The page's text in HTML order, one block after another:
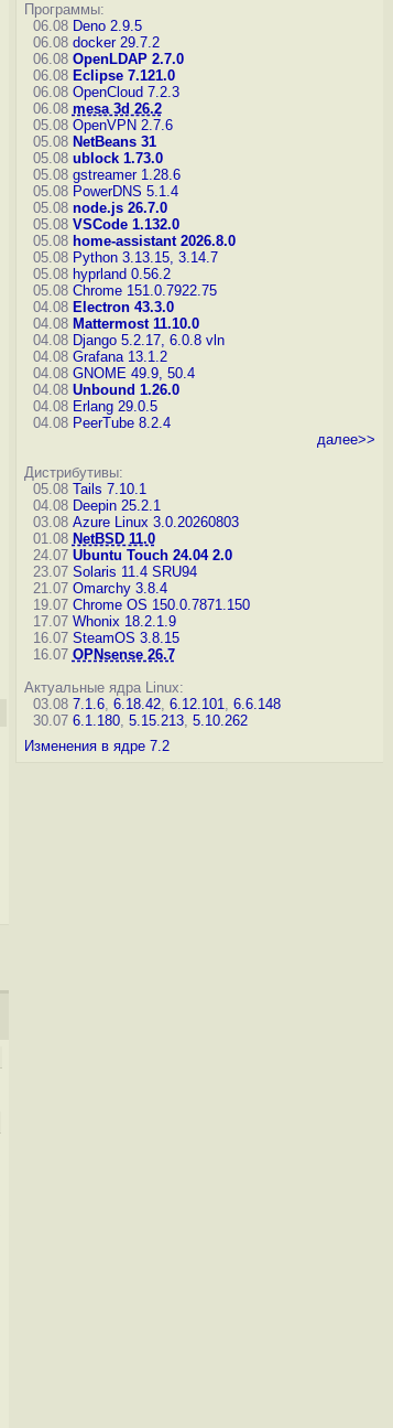
Программы:
06.08 Deno 2.9.5
06.08 docker 29.7.2
06.08 OpenLDAP 2.7.0
06.08 Eclipse 7.121.0
06.08 OpenCloud 7.2.3
06.08 mesa 3d 26.2
05.08 OpenVPN 2.7.6
05.08 NetBeans 31
05.08 ublock 1.73.0
05.08 gstreamer 1.28.6
05.08 PowerDNS 5.1.4
05.08 node.js 26.7.0
05.08 VSCode 1.132.0
05.08 home-assistant 2026.8.0
05.08 Python 3.13.15, 3.14.7
05.08 hyprland 0.56.2
05.08 Chrome 151.0.7922.75
04.08 Electron 43.3.0
04.08 Mattermost 11.10.0
04.08 Django 5.2.17, 6.0.8 vln
04.08 Grafana 13.1.2
04.08 GNOME 49.9, 50.4
04.08 Unbound 1.26.0
04.08 Erlang 29.0.5
04.08 PeerTube 8.2.4
далее>>
Дистрибутивы:
05.08 Tails 7.10.1
04.08 Deepin 25.2.1
03.08 Azure Linux 3.0.20260803
01.08 NetBSD 11.0
24.07 Ubuntu Touch 24.04 2.0
23.07 Solaris 11.4 SRU94
21.07 Omarchy 3.8.4
19.07 Chrome OS 150.0.7871.150
17.07 Whonix 18.2.1.9
16.07 SteamOS 3.8.15
16.07 OPNsense 26.7
Актуальные ядра Linux:
03.08 7.1.6, 6.18.42, 6.12.101, 6.6.148
30.07 6.1.180, 5.15.213, 5.10.262
Изменения в ядре 7.2